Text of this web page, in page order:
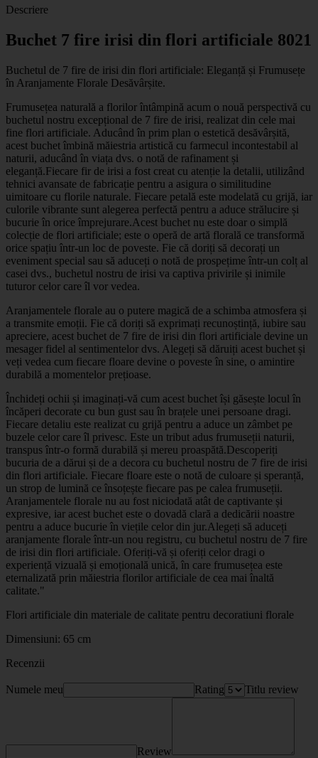
Descriere
Buchet 7 fire irisi din flori artificiale 8021
Buchetul de 7 fire de irisi din flori artificiale: Eleganță și Frumusețe
în Aranjamente Florale Desăvârșite.
Frumusețea naturală a florilor întâmpină acum o nouă perspectivă cu
buchetul nostru excepțional de 7 fire de irisi, realizat din cele mai
fine flori artificiale. Aducând în prim plan o estetică desăvârșită,
acest buchet îmbină măiestria artistică cu farmecul incontestabil al
naturii, aducând în viața dvs. o notă de rafinament și
eleganță.Fiecare fir de irisi a fost creat cu atenție la detalii, utilizând
tehnici avansate de fabricație pentru a asigura o similitudine
uimitoare cu florile naturale. Fiecare petală este modelată cu grijă, iar
culorile vibrante sunt alegerea perfectă pentru a aduce strălucire și
bucurie în orice împrejurare.Acest buchet nu este doar o simplă
colecție de flori artificiale; este o operă de artă florală ce transformă
orice spațiu într-un loc de poveste. Fie că doriți să decorați un
eveniment special sau să aduceți o notă de prospețime într-un colț al
casei dvs., buchetul nostru de irisi va captiva privirile și inimile
tuturor celor care îl vor vedea.
Aranjamentele florale au o putere magică de a schimba atmosfera și
a transmite emoții. Fie că doriți să exprimați recunoștință, iubire sau
apreciere, acest buchet de 7 fire de irisi din flori artificiale devine un
mesager fidel al sentimentelor dvs. Alegeți să dăruiți acest buchet și
veți vedea cum fiecare floare devine o poveste în sine, o amintire
durabilă a momentelor prețioase.
Închideți ochii și imaginați-vă cum acest buchet își găsește locul în
încăperi decorate cu bun gust sau în brațele unei persoane dragi.
Fiecare detaliu este realizat cu grijă pentru a aduce un zâmbet pe
buzele celor care îl privesc. Este un tribut adus frumuseții naturii,
transpus într-o formă durabilă și mereu proaspătă.Descoperiți
bucuria de a dărui și de a decora cu buchetul nostru de 7 fire de irisi
din flori artificiale. Fiecare floare este o notă de culoare și speranță,
un strop de lumină ce însoțește fiecare pas pe calea frumuseții.
Aranjamentele florale nu au fost niciodată atât de captivante și
expresive, iar acest buchet este o dovadă clară a dedicării noastre
pentru a aduce bucurie în viețile celor din jur.Alegeți să aduceți
aranjamente florale într-un nou registru, cu buchetul nostru de 7 fire
de irisi din flori artificiale. Oferiți-vă și oferiți celor dragi o
experiență vizuală și emoțională unică, în care frumusețea este
eternalizată prin măiestria florilor artificiale de cea mai înaltă
calitate."
Flori artificiale din materiale de calitate pentru decoratiuni florale
Dimensiuni: 65 cm
Recenzii
Numele meu Rating Titlu review
Review